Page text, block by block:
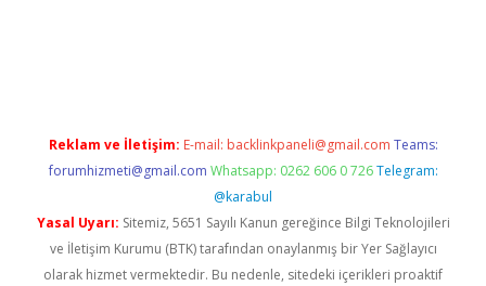
Reklam ve İletişim: E-mail: backlinkpaneli@gmail.com Teams:
forumhizmeti@gmail.com Whatsapp: 0262 606 0 726 Telegram:
@karabul
Yasal Uyarı: Sitemiz, 5651 Sayılı Kanun gereğince Bilgi Teknolojileri
ve İletişim Kurumu (BTK) tarafından onaylanmış bir Yer Sağlayıcı
olarak hizmet vermektedir. Bu nedenle, sitedeki içerikleri proaktif